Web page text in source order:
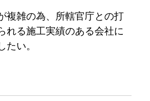
複雑の為、所轄官庁との打
れる施工実績のある会社に
たい。